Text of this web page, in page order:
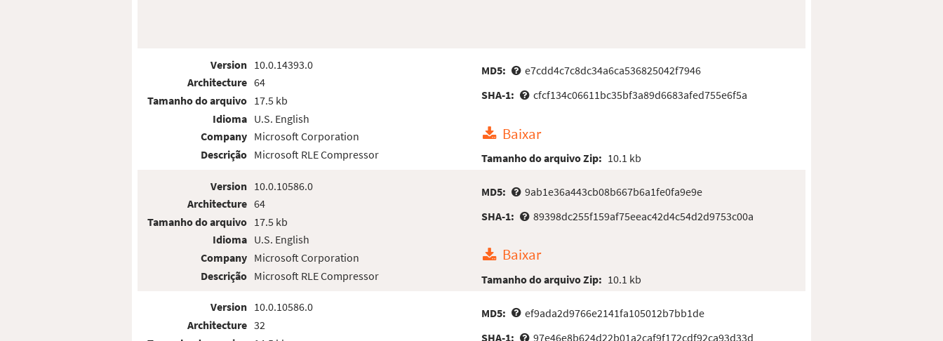
Version
Architecture
Tamanho do arquivo
Idioma
Company
Descrição
10.0.14393.0
64
17.5 kb
U.S. English
Microsoft Corporation
Microsoft RLE Compressor
MD5:
e7cdd4c7c8dc34a6ca536825042f7946
SHA-1:
cfcf134c06611bc35bf3a89d6683afed755e6f5a
Baixar
Tamanho do arquivo Zip: 10.1 kb
Version
Architecture
Tamanho do arquivo
Idioma
Company
Descrição
10.0.10586.0
64
17.5 kb
U.S. English
Microsoft Corporation
Microsoft RLE Compressor
MD5:
9ab1e36a443cb08b667b6a1fe0fa9e9e
SHA-1:
89398dc255f159af75eeac42d4c54d2d9753c00a
Baixar
Tamanho do arquivo Zip: 10.1 kb
Version
Architecture
10.0.10586.0
32
MD5:
ef9ada2d9766e2141fa105012b7bb1de
SHA-1:
97e46e8b624d22b01a2caf9f172cdf92ca93d33d